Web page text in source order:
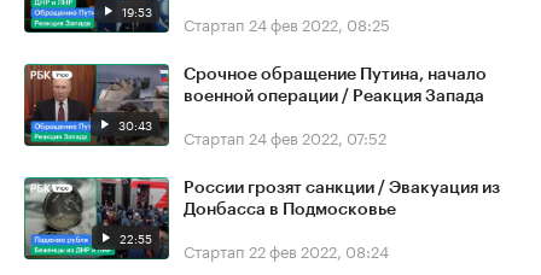
19:53 Стартап 24 фев 2022, 08:25
30:43
Срочное обращение Путина, начало
военной операции / Реакция Запада
Стартап 24 фев 2022, 07:52
22:55
России грозят санкции / Эвакуация из
Донбасса в Подмосковье
Стартап 22 фев 2022, 08:24